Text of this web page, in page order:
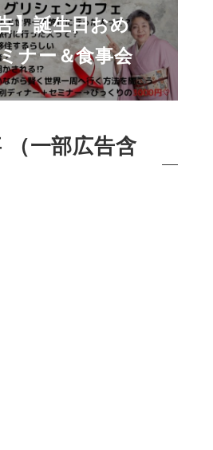
】誕生日おめ
ナー＆食事会
（一部広告含